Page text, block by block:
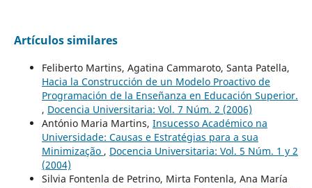
Artículos similares
Feliberto Martins, Agatina Cammaroto, Santa Patella,
Hacia la Construcción de un Modelo Proactivo de
Programación de la Enseñanza en Educación Superior.
, Docencia Universitaria: Vol. 7 Núm. 2 (2006)
António Maria Martins, Insucesso Académico na
Universidade: Causas e Estratégias para a sua
Minimização , Docencia Universitaria: Vol. 5 Núm. 1 y 2
(2004)
Silvia Fontenla de Petrino, Mirta Fontenla, Ana María